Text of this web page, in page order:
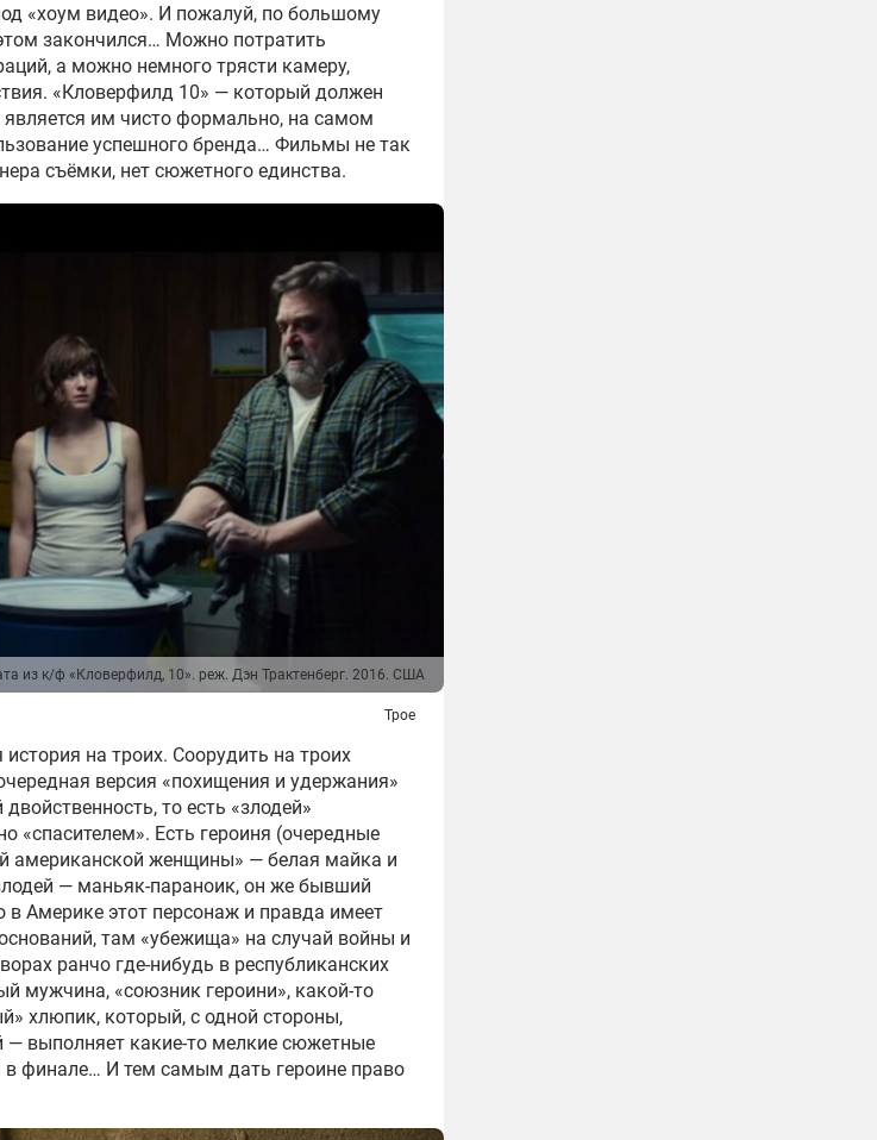
«хоум видео». И пожалуй, по большому
закончился… Можно потратить
а можно немного трясти камеру,
«Кловерфилд 10» — который должен
им чисто формально, на самом
успешного бренда… Фильмы не так
съёмки, нет сюжетного единства.
из к/ф «Кловерфилд, 10». реж. Дэн Трактенберг. 2016. США
Трое
на троих. Соорудить на троих
версия «похищения и удержания»
то есть «злодей»
«спасителем». Есть героиня (очередные
американской женщины» — белая майка и
— маньяк-параноик, он же бывший
в Америке этот персонаж и правда имеет
там «убежища» на случай войны и
ранчо где-нибудь в республиканских
мужчина, «союзник героини», какой-то
хлюпик, который, с одной стороны,
— выполняет какие-то мелкие сюжетные
финале… И тем самым дать героине право